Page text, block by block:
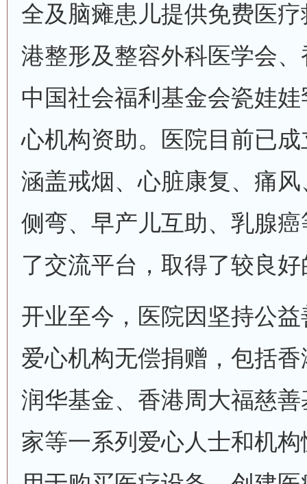
全及脑瘫患儿提供免费医
港整形及整容外科医学会
中国社会福利基金会瓷娃
心机构资助。医院目前已
涵盖戒烟、心脏康复、痛
侧弯、早产儿互助、乳腺
了交流平台，取得了较良
开业至今，医院因坚持公
爱心机构无偿捐赠，包括
润华基金、香港周大福慈
家等一系列爱心人士和机